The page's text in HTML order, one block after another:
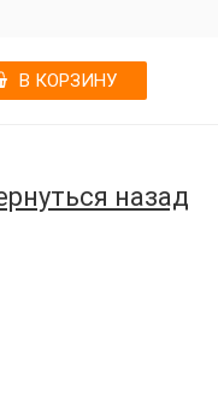
В КОРЗИНУ
назад